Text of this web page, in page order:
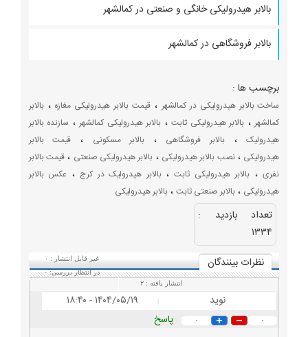
بالابر هیدرولیکی خانگی و صنعتی در کمالشهر
بالابر فروشگاهی در کمالشهر
برچسب ها :
ساخت بالابر هیدرولیکی در کمالشهر ، قیمت بالابر هیدرولیکی مغازه ،بالابر
کمالشهر، بالابر هیدرولیکی ثابت، بالابر هیدرولیکی کمالشهر، سازنده بالابر
هیدرولیک، بالابر فروشگاهی ، بالابر مسکونی ،
قیمت بالابر
هیدرولیکی ،نصب بالابر هیدرولیکی ، بالابر هیدرولیکی صنعتی ،قیمت بالابر
نفری، بالابر هیدرولیکی ثابت،بالابر هیدرولیک در کرج ، عکس بالابر
هیدرولیکی ، بالابر صنعتی ثابت، بالابر هیدرولیکی
تعداد بازديد :
۱۳۳۴
نظرات بينندگان
غیر قابل انتشار : ۰
در انتظار بررسی:۰
انتشار یافته :۲
نوید | ۱۴۰۴/۰۵/۱۹ - ۱۸:۴۰
۰ ۰
پاسخ